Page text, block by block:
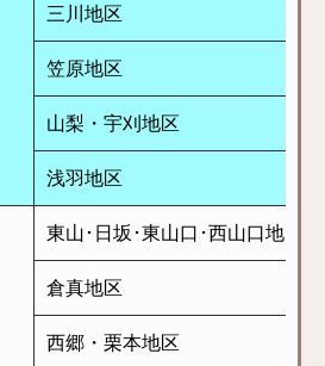
三川地区
笠原地区
山梨・宇刈地区
浅羽地区
東山･日坂･東山口･西山口地区
倉真地区
西郷・栗本地区